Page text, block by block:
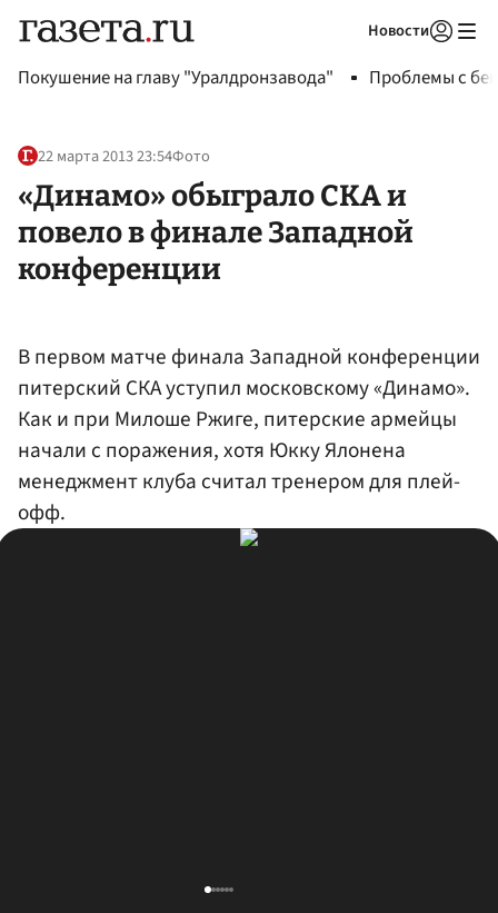
Новости
Покушение на главу "Уралдронзавода" Проблемы с
22 марта 2013 23:54Фото
«Динамо» обыграло СКА и
повело в финале Западной
конференции
В первом матче финала Западной конференции
питерский СКА уступил московскому «Динамо».
Как и при Милоше Ржиге, питерские армейцы
начали с поражения, хотя Юкку Ялонена
менеджмент клуба считал тренером для плей-
офф.